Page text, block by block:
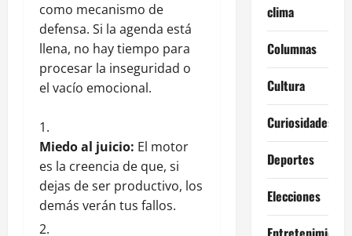
como mecanismo de
defensa. Si la agenda está
llena, no hay tiempo para
procesar la inseguridad o
el vacío emocional.
Miedo al juicio: El motor
es la creencia de que, si
dejas de ser productivo, los
demás verán tus fallos.
clima
Columnas
Cultura
Curiosidades
Deportes
Elecciones